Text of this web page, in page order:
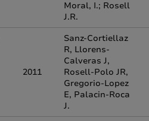
Moral, I.; Rosell
J.R.
2011
Sanz-Cortiellaz
R, Llorens-
Calveras J,
Rosell-Polo JR,
Gregorio-Lopez
E, Palacin-Roca
J.